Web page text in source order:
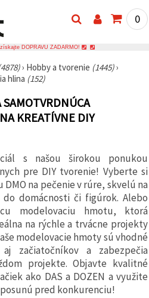
0
DOPRAVU ZADARMO!
› Hobby a tvorenie (1445)›
hlina (152)
SAMOTVRDNÚCA
KREATÍVNE DIY
s našou širokou ponukou
pre DIY tvorenie! Vyberte si
na pečenie v rúre, skvelú na
domácnosti či figúrok. Alebo
modelovaciu hmotu, ktorá
na rýchle a trvácne projekty
modelovacie hmoty sú vhodné
začiatočníkov a zabezpečia
projekte. Objavte kvalitné
ako DAS a DOZEN a využite
pred konkurenciu!